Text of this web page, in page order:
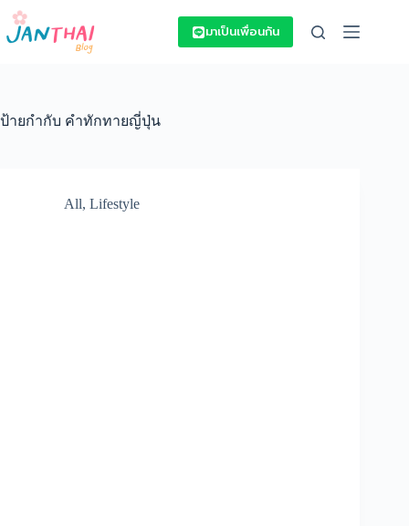
Skip
content
มาเป็นเพื่อนกัน
ป้ายกำกับ คำทักทายญี่ปุ่น
All, Lifestyle